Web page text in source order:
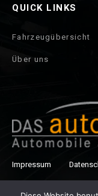
QUICK LINKS
Fahrzeugübersicht
Über uns
Impressum
Copyright © 2021